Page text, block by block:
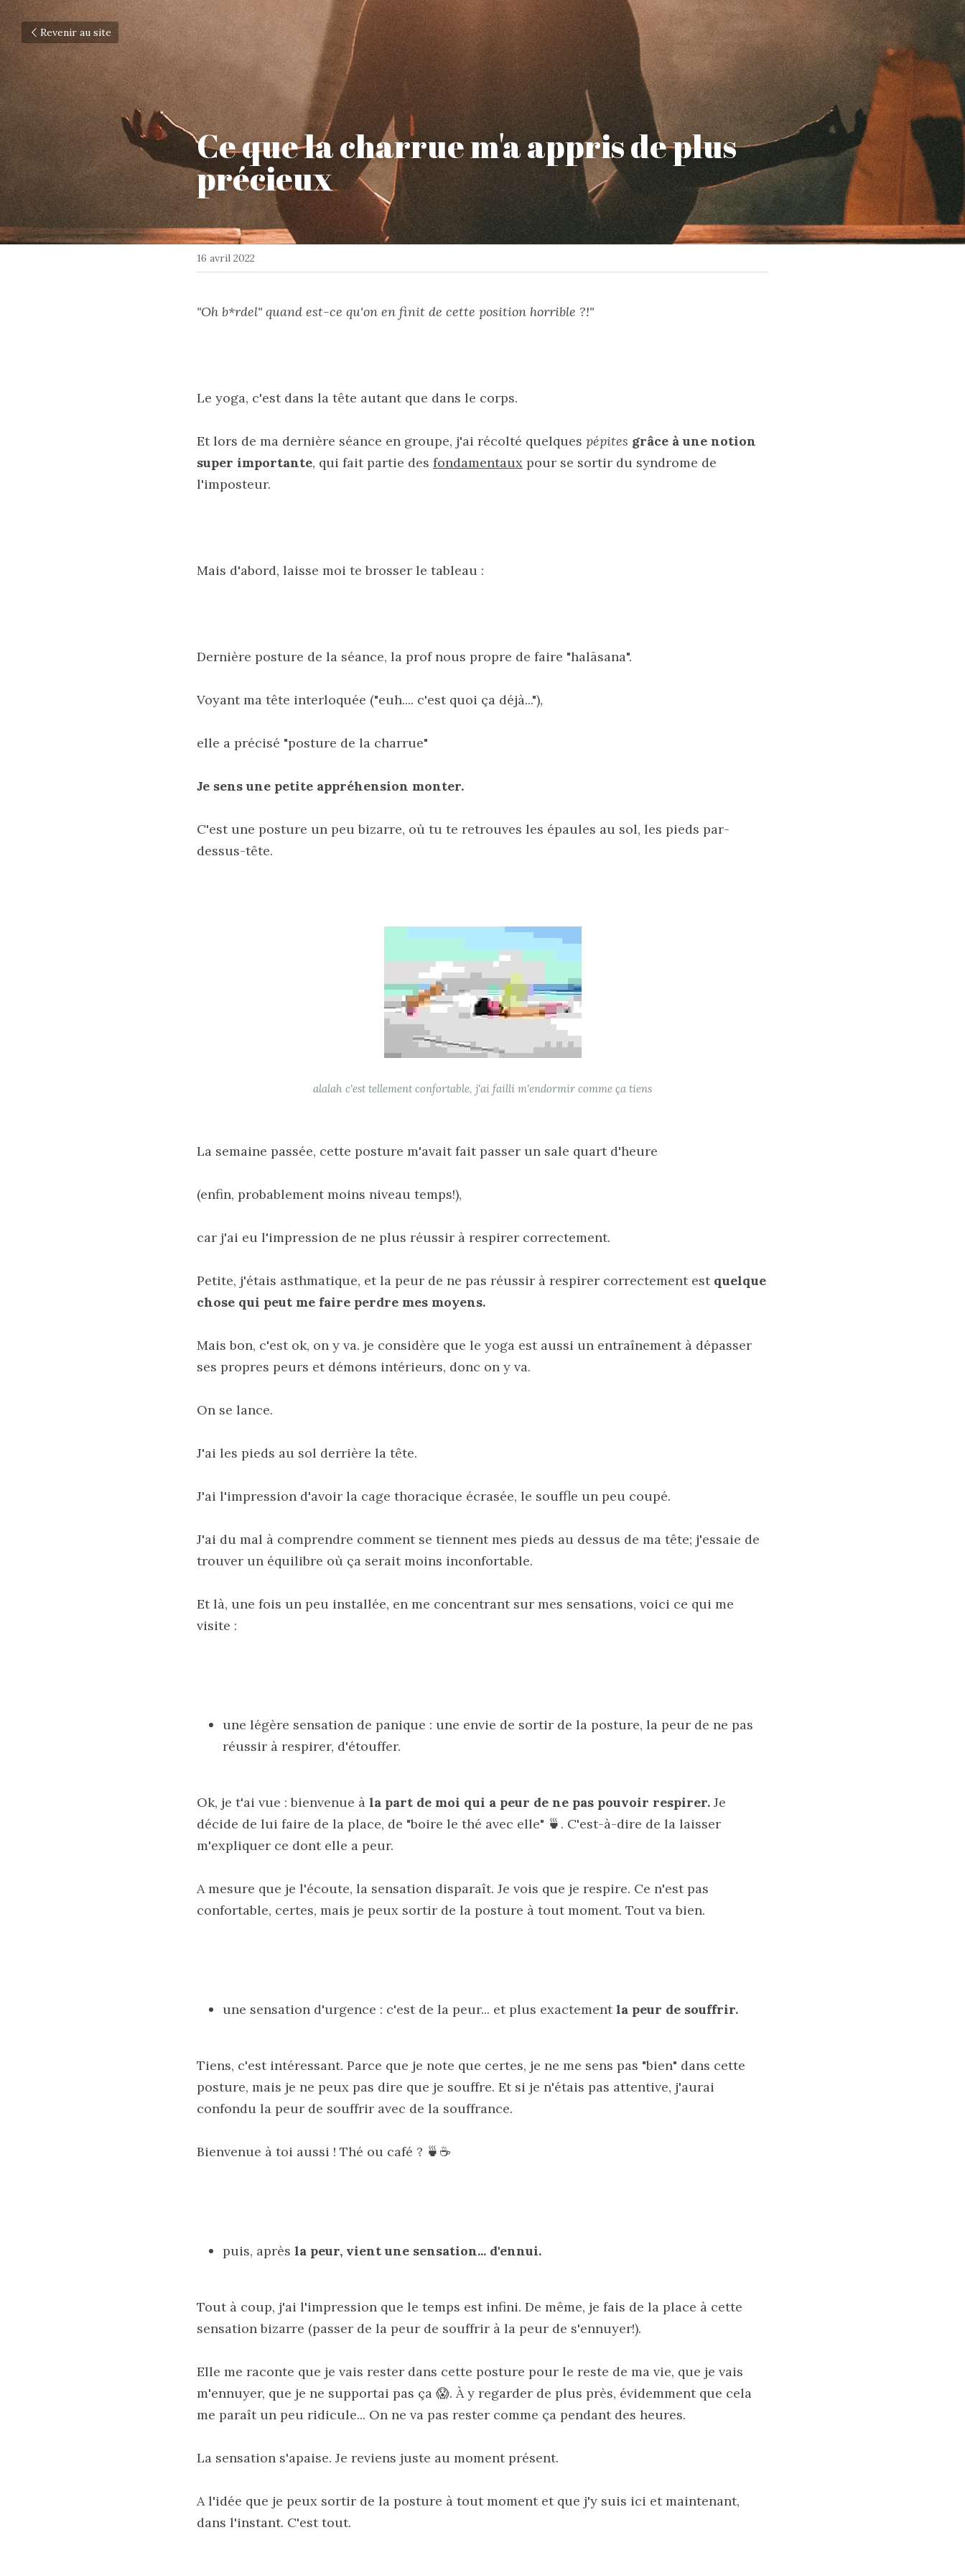
Revenir au site
Ce que la charrue m'a appris de plus
précieux
16 avril 2022
"Oh b*rdel" quand est-ce qu'on en finit de cette position horrible ?!"
Le yoga, c'est dans la tête autant que dans le corps.
Et lors de ma dernière séance en groupe, j'ai récolté quelques pépites grâce à une notion
super importante, qui fait partie des fondamentaux pour se sortir du syndrome de
l'imposteur.
Mais d'abord, laisse moi te brosser le tableau :
Dernière posture de la séance, la prof nous propre de faire "halāsana".
Voyant ma tête interloquée ("euh.... c'est quoi ça déjà..."),
elle a précisé "posture de la charrue"
Je sens une petite appréhension monter.
C'est une posture un peu bizarre, où tu te retrouves les épaules au sol, les pieds par-
dessus-tête.
alalah c'est tellement confortable, j'ai failli m'endormir comme ça tiens
La semaine passée, cette posture m'avait fait passer un sale quart d'heure
(enfin, probablement moins niveau temps!),
car j'ai eu l'impression de ne plus réussir à respirer correctement.
Petite, j'étais asthmatique, et la peur de ne pas réussir à respirer correctement est quelque
chose qui peut me faire perdre mes moyens.
Mais bon, c'est ok, on y va. je considère que le yoga est aussi un entraînement à dépasser
ses propres peurs et démons intérieurs, donc on y va.
On se lance.
J'ai les pieds au sol derrière la tête.
J'ai l'impression d'avoir la cage thoracique écrasée, le souffle un peu coupé.
J'ai du mal à comprendre comment se tiennent mes pieds au dessus de ma tête; j'essaie de
trouver un équilibre où ça serait moins inconfortable.
Et là, une fois un peu installée, en me concentrant sur mes sensations, voici ce qui me
visite :
une légère sensation de panique : une envie de sortir de la posture, la peur de ne pas
réussir à respirer, d'étouffer.
Ok, je t'ai vue : bienvenue à la part de moi qui a peur de ne pas pouvoir respirer. Je
décide de lui faire de la place, de "boire le thé avec elle" 🍵. C'est-à-dire de la laisser
m'expliquer ce dont elle a peur.
A mesure que je l'écoute, la sensation disparaît. Je vois que je respire. Ce n'est pas
confortable, certes, mais je peux sortir de la posture à tout moment. Tout va bien.
une sensation d'urgence : c'est de la peur... et plus exactement la peur de souffrir.
Tiens, c'est intéressant. Parce que je note que certes, je ne me sens pas "bien" dans cette
posture, mais je ne peux pas dire que je souffre. Et si je n'étais pas attentive, j'aurai
confondu la peur de souffrir avec de la souffrance.
Bienvenue à toi aussi ! Thé ou café ? 🍵☕️
puis, après la peur, vient une sensation... d'ennui.
Tout à coup, j'ai l'impression que le temps est infini. De même, je fais de la place à cette
sensation bizarre (passer de la peur de souffrir à la peur de s'ennuyer!).
Elle me raconte que je vais rester dans cette posture pour le reste de ma vie, que je vais
m'ennuyer, que je ne supportai pas ça 😱. À y regarder de plus près, évidemment que cela
me paraît un peu ridicule... On ne va pas rester comme ça pendant des heures.
La sensation s'apaise. Je reviens juste au moment présent.
A l'idée que je peux sortir de la posture à tout moment et que j'y suis ici et maintenant,
dans l'instant. C'est tout.